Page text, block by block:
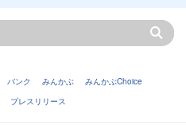
バンク みんかぶ
みんかぶChoice
プレスリリース